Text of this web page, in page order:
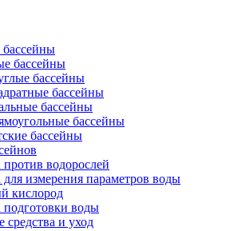
бассейны
бассейны
бассейны
бассейны
бассейны
бассейны
против водорослей
для измерения параметров воды
кислород
подготовки воды
средства и уход